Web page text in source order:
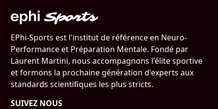
EPhi-Sports est l'institut de référence en Neuro-
Performance et Préparation Mentale. Fondé par
Laurent Martini, nous accompagnons l'élite sportive
et formons la prochaine génération d'experts aux
standards scientifiques les plus stricts.
SUIVEZ NOUS